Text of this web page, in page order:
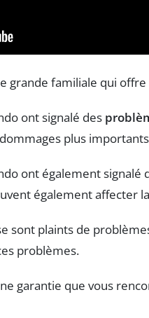
grande familiale qui
ont signalé des
plus
ont également signalé
également affecter
sont plaints de
problèmes.
garantie que vous